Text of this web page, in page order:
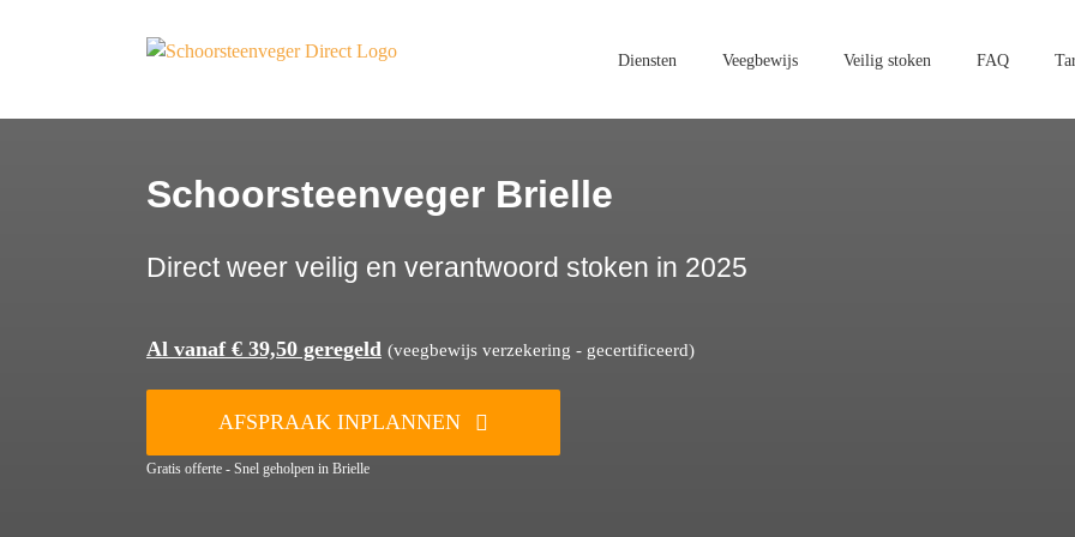
Diensten Veegbewijs Veilig stoken FAQ
Schoorsteenveger Brielle
Direct weer veilig en verantwoord stoken in 2025
Al vanaf € 39,50 geregeld (veegbewijs verzekering - gecertificeerd)
AFSPRAAK INPLANNEN
Gratis offerte - Snel geholpen in Brielle